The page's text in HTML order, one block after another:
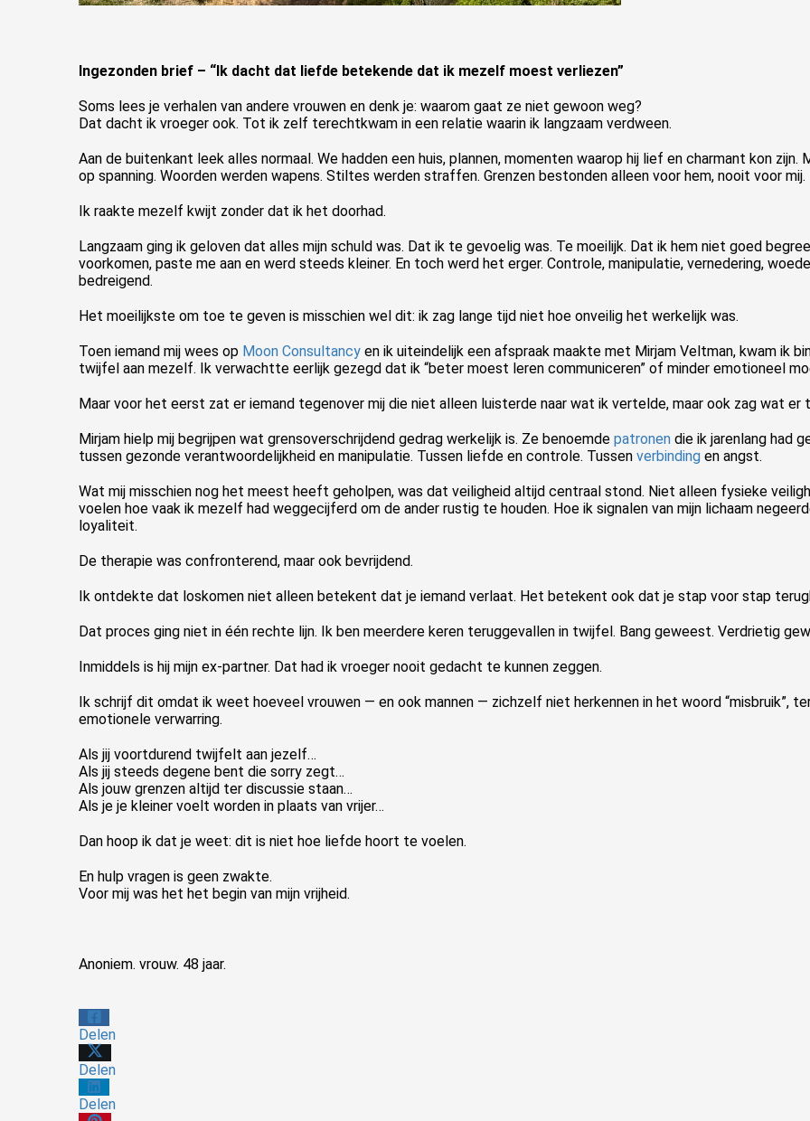
Ingezonden brief – “Ik dacht dat liefde betekende dat ik mezelf moest verliezen”
Soms lees je verhalen van andere vrouwen en denk je: waarom gaat ze niet gewoon weg?
Dat dacht ik vroeger ook. Tot ik zelf terechtkwam in een relatie waarin ik langzaam verdween.
Aan de buitenkant leek alles normaal. We hadden een huis, plannen, momenten waarop hij lief en charmant kon
op spanning. Woorden werden wapens. Stiltes werden straffen. Grenzen bestonden alleen voor hem, nooit voor mij.
Ik raakte mezelf kwijt zonder dat ik het doorhad.
Langzaam ging ik geloven dat alles mijn schuld was. Dat ik te gevoelig was. Te moeilijk. Dat ik hem niet goed
voorkomen, paste me aan en werd steeds kleiner. En toch werd het erger. Controle, manipulatie, vernedering,
bedreigend.
Het moeilijkste om toe te geven is misschien wel dit: ik zag lange tijd niet hoe onveilig het werkelijk was.
Toen iemand mij wees op Moon Consultancy en ik uiteindelijk een afspraak maakte met Mirjam Veltman, kwam ik
twijfel aan mezelf. Ik verwachtte eerlijk gezegd dat ik “beter moest leren communiceren” of minder emotioneel
Maar voor het eerst zat er iemand tegenover mij die niet alleen luisterde naar wat ik vertelde, maar ook zag wat er
Mirjam hielp mij begrijpen wat grensoverschrijdend gedrag werkelijk is. Ze benoemde patronen die ik jarenlang had
tussen gezonde verantwoordelijkheid en manipulatie. Tussen liefde en controle. Tussen verbinding en angst.
Wat mij misschien nog het meest heeft geholpen, was dat veiligheid altijd centraal stond. Niet alleen fysieke
voelen hoe vaak ik mezelf had weggecijferd om de ander rustig te houden. Hoe ik signalen van mijn lichaam
loyaliteit.
De therapie was confronterend, maar ook bevrijdend.
Ik ontdekte dat loskomen niet alleen betekent dat je iemand verlaat. Het betekent ook dat je stap voor stap
Dat proces ging niet in één rechte lijn. Ik ben meerdere keren teruggevallen in twijfel. Bang geweest. Verdrietig
Inmiddels is hij mijn ex-partner. Dat had ik vroeger nooit gedacht te kunnen zeggen.
Ik schrijf dit omdat ik weet hoeveel vrouwen — en ook mannen — zichzelf niet herkennen in het woord “misbruik”,
emotionele verwarring.
Als jij voortdurend twijfelt aan jezelf…
Als jij steeds degene bent die sorry zegt…
Als jouw grenzen altijd ter discussie staan…
Als je je kleiner voelt worden in plaats van vrijer…
Dan hoop ik dat je weet: dit is niet hoe liefde hoort te voelen.
En hulp vragen is geen zwakte.
Voor mij was het het begin van mijn vrijheid.
Anoniem. vrouw. 48 jaar.
Delen
Delen
Delen